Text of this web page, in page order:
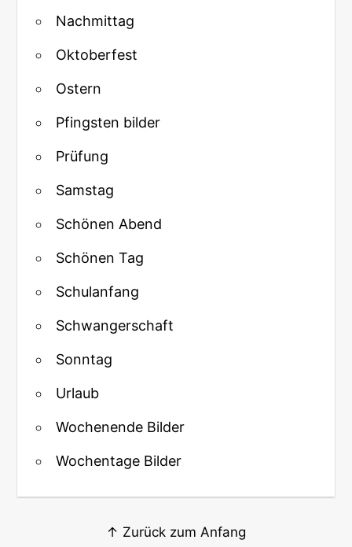
Nachmittag
Oktoberfest
Ostern
Pfingsten bilder
Prüfung
Samstag
Schönen Abend
Schönen Tag
Schulanfang
Schwangerschaft
Sonntag
Urlaub
Wochenende Bilder
Wochentage Bilder
↑ Zurück zum Anfang